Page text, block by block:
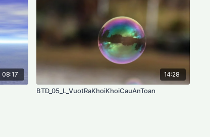
08:17 14:28
BTD_05_L_VuotRaKhoiKhoiCauAnToan